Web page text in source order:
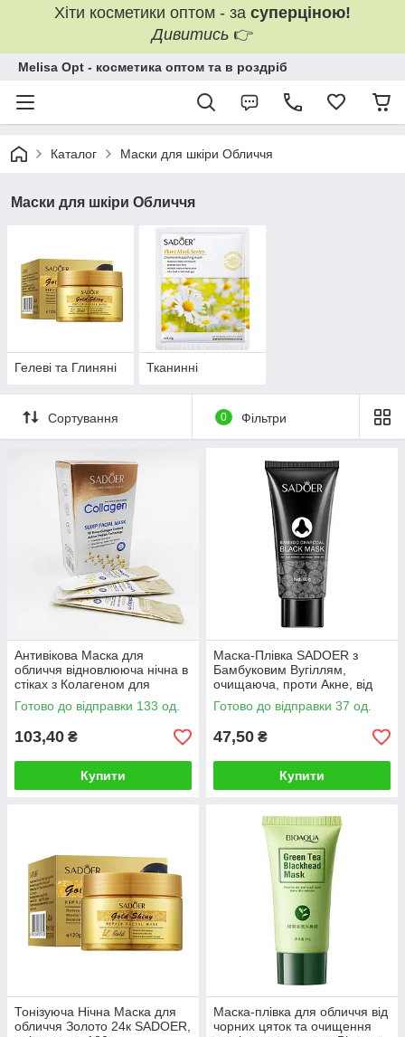
Хіти косметики оптом - за суперціною!
Дивитись 👉
Melisa Opt - косметика оптом та в роздріб
Каталог Маски для шкіри Обличчя
Маски для шкіри Обличчя
Гелеві та Глиняні Тканинні
Сортування 0 Фільтри
Антивікова Маска для
обличчя відновлююча нічна в
стіках з Колагеном для
глибокого зволоження
SADOER, 20*4мл
Готово до відправки 133 од.
103,40 ₴
Купити
Маска-Плівка SADOER з
Бамбуковим Вугіллям,
очищаюча, проти Акне, від
Чорних точок, для
проблемної шкіри, 60g
Готово до відправки 37 од.
47,50 ₴
Купити
Тонізуюча Нічна Маска для
обличчя Золото 24к SADOER,
Маска-плівка для обличчя від
чорних цяток та очищення